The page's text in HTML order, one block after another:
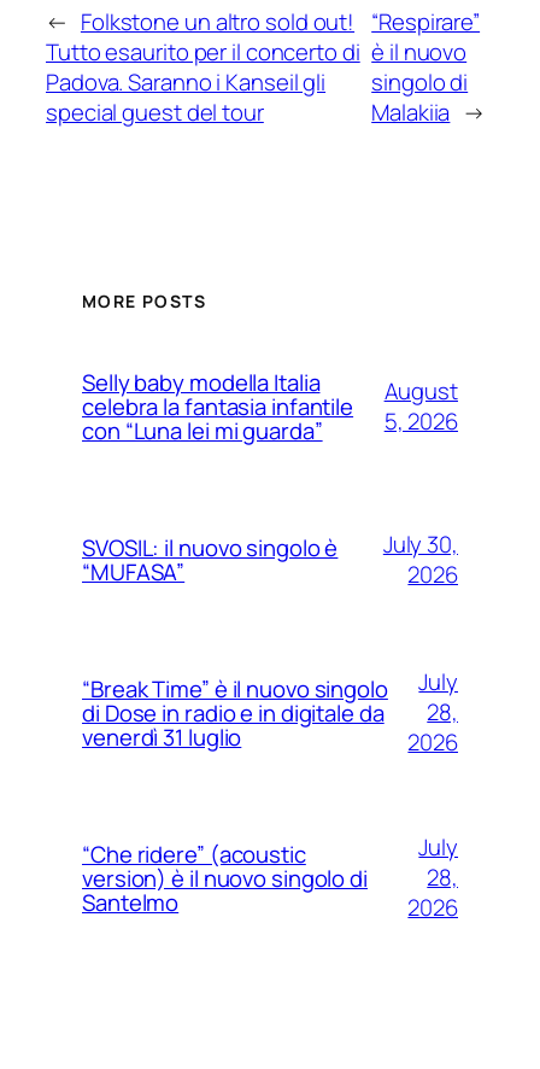
← Folkstone un altro sold out!
Tutto esaurito per il concerto di
Padova. Saranno i Kanseil gli
special guest del tour
“Respirare”
è il nuovo
singolo di
Malakiia →
MORE POSTS
Selly baby modella Italia
celebra la fantasia infantile
con “Luna lei mi guarda”
August
5, 2026
SVOSIL: il nuovo singolo è
“MUFASA”
July 30,
2026
“Break Time” è il nuovo singolo
di Dose in radio e in digitale da
venerdì 31 luglio
July
28,
2026
“Che ridere” (acoustic
version) è il nuovo singolo di
Santelmo
July
28,
2026